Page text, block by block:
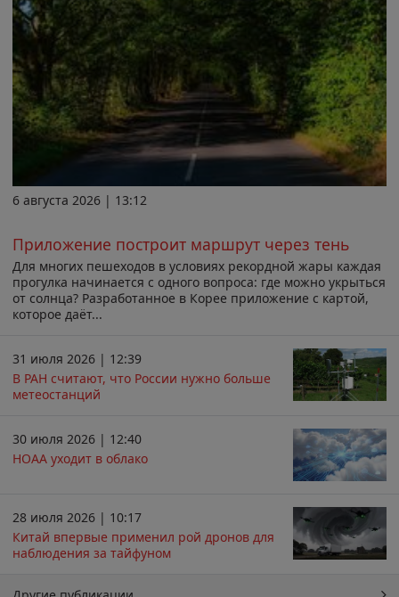
6 августа 2026 | 13:12
Приложение построит маршрут через тень
Для многих пешеходов в условиях рекордной жары каждая
прогулка начинается с одного вопроса: где можно укрыться
от солнца? Разработанное в Корее приложение с картой,
которое даёт...
31 июля 2026 | 12:39
В РАН считают, что России нужно больше
метеостанций
30 июля 2026 | 12:40
НОАА уходит в облако
28 июля 2026 | 10:17
Китай впервые применил рой дронов для
наблюдения за тайфуном